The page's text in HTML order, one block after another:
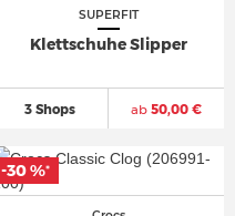
SUPERFIT
Klettschuhe Slipper
3 Shops ab50,00 €
-30 %*